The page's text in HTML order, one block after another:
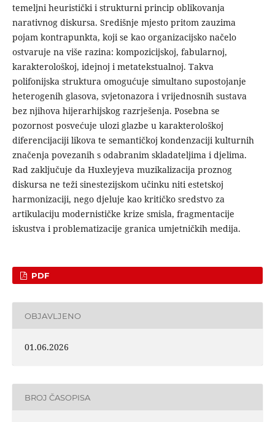
temeljni heuristički i strukturni princip oblikovanja
narativnog diskursa. Središnje mjesto pritom zauzima
pojam kontrapunkta, koji se kao orga­nizacijsko načelo
ostvaruje na više razina: kompozicijskoj, fabularnoj,
karakterološkoj, idejnoj i metatekstualnoj. Takva
polifonijska struktura omogućuje simultano supostojanje
hete­rogenih glasova, svjetonazora i vrijednosnih sustava
bez njihova hijerarhijskog razrješenja. Posebna se
pozornost posvećuje ulo­zi glazbe u karakterološkoj
diferencijaciji likova te semantičkoj kondenzaciji kulturnih
značenja povezanih s odabranim sklada­teljima i djelima.
Rad zaključuje da Huxleyjeva muzikalizacija proznog
diskursa ne teži sinestezijskom učinku niti estetskoj
harmonizaciji, nego djeluje kao kritičko sredstvo za
artikulaciju modernističke krize smisla, fragmentacije
iskustva i problemati­zacije granica umjetničkih medija.
PDF
OBJAVLJENO
01.06.2026
BROJ ČASOPISA